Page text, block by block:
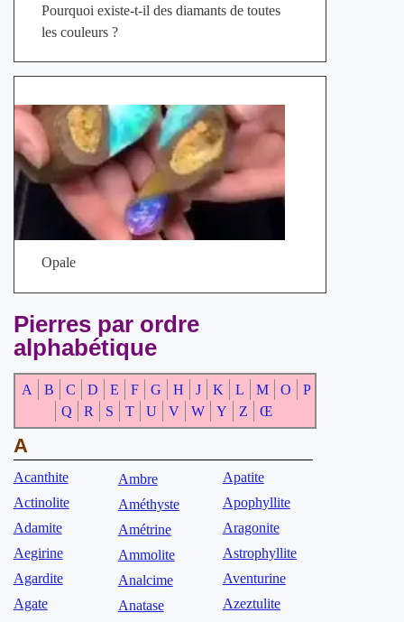
Pourquoi existe-t-il des diamants de toutes
les couleurs ?
Opale
Pierres par ordre
alphabétique
A B C D E F G H J K L M O
P
Q
R S T U V W Y Z Œ
A
Acanthite
Actinolite
Adamite
Aegirine
Agardite
Agate
Ambre
Améthyste
Amétrine
Ammolite
Analcime
Anatase
Apatite
Apophyllite
Aragonite
Astrophyllite
Aventurine
Azeztulite